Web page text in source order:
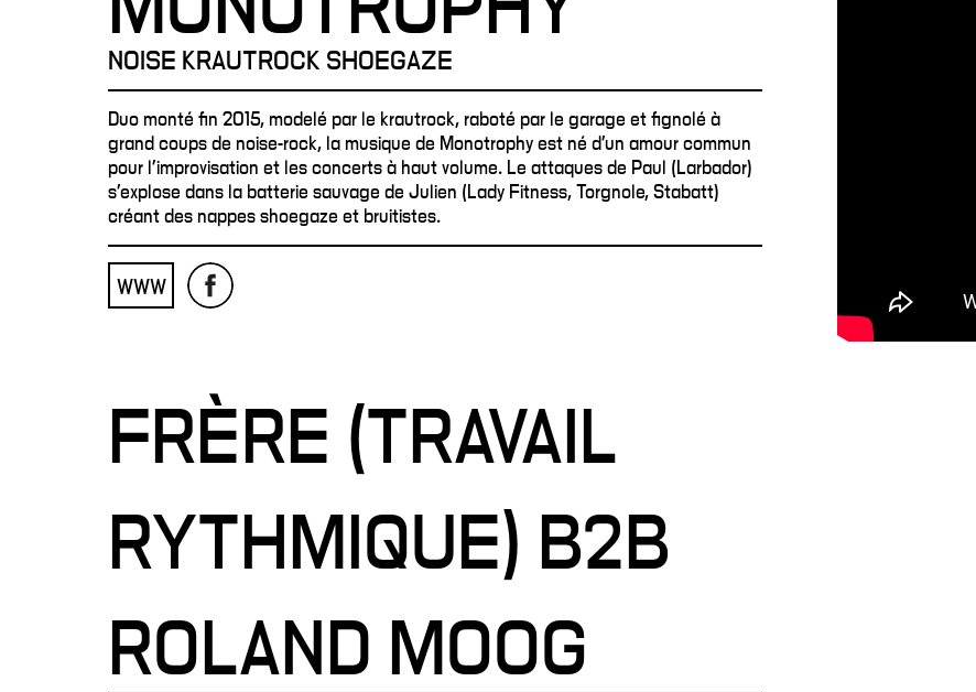
NOISE KRAUTROCK SHOEGAZE
Duo monté fin 2015, modelé par le krautrock, raboté par le garage et fignolé à
grand coups de noise-rock, la musique de Monotrophy est né d’un amour commun
pour l'improvisation et les concerts à haut volume. Le attaques de Paul (Larbador)
s’explose dans la batterie sauvage de Julien (Lady Fitness, Torgnole, Stabatt)
créant des nappes shoegaze et bruitistes.
WWW
FRÈRE (TRAVAIL
RYTHMIQUE) B2B
ROLAND MOOG